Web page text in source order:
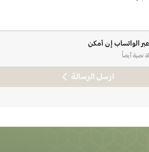
الواتساب إن أمكن
نصية أيضاً
ارسل الرسالة